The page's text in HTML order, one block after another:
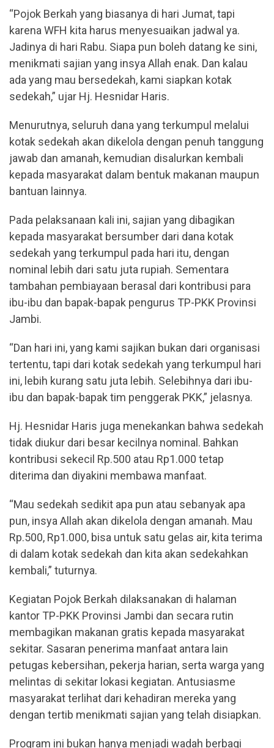
“Pojok Berkah yang biasanya di hari Jumat, tapi
karena WFH kita harus menyesuaikan jadwal ya.
Jadinya di hari Rabu. Siapa pun boleh datang ke sini,
menikmati sajian yang insya Allah enak. Dan kalau
ada yang mau bersedekah, kami siapkan kotak
sedekah,” ujar Hj. Hesnidar Haris.
Menurutnya, seluruh dana yang terkumpul melalui
kotak sedekah akan dikelola dengan penuh tanggung
jawab dan amanah, kemudian disalurkan kembali
kepada masyarakat dalam bentuk makanan maupun
bantuan lainnya.
Pada pelaksanaan kali ini, sajian yang dibagikan
kepada masyarakat bersumber dari dana kotak
sedekah yang terkumpul pada hari itu, dengan
nominal lebih dari satu juta rupiah. Sementara
tambahan pembiayaan berasal dari kontribusi para
ibu-ibu dan bapak-bapak pengurus TP-PKK Provinsi
Jambi.
“Dan hari ini, yang kami sajikan bukan dari organisasi
tertentu, tapi dari kotak sedekah yang terkumpul hari
ini, lebih kurang satu juta lebih. Selebihnya dari ibu-
ibu dan bapak-bapak tim penggerak PKK,” jelasnya.
Hj. Hesnidar Haris juga menekankan bahwa sedekah
tidak diukur dari besar kecilnya nominal. Bahkan
kontribusi sekecil Rp.500 atau Rp1.000 tetap
diterima dan diyakini membawa manfaat.
“Mau sedekah sedikit apa pun atau sebanyak apa
pun, insya Allah akan dikelola dengan amanah. Mau
Rp.500, Rp1.000, bisa untuk satu gelas air, kita terima
di dalam kotak sedekah dan kita akan sedekahkan
kembali,” tuturnya.
Kegiatan Pojok Berkah dilaksanakan di halaman
kantor TP-PKK Provinsi Jambi dan secara rutin
membagikan makanan gratis kepada masyarakat
sekitar. Sasaran penerima manfaat antara lain
petugas kebersihan, pekerja harian, serta warga yang
melintas di sekitar lokasi kegiatan. Antusiasme
masyarakat terlihat dari kehadiran mereka yang
dengan tertib menikmati sajian yang telah disiapkan.
Program ini bukan hanya menjadi wadah berbagi